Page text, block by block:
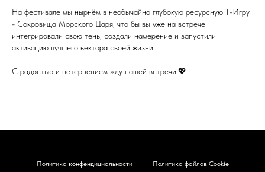
На фестивале мы нырнём в необычайно глубокую ресурсную Т-Игру
- Сокровища Морского Царя, что бы вы уже на встрече
интегрировали свою тень, создали намерение и запустили
активацию лучшего вектора своей жизни!
С радостью и нетерпением жду нашей встречи!💖
Политика конфендициальности Политика файлов Cookie